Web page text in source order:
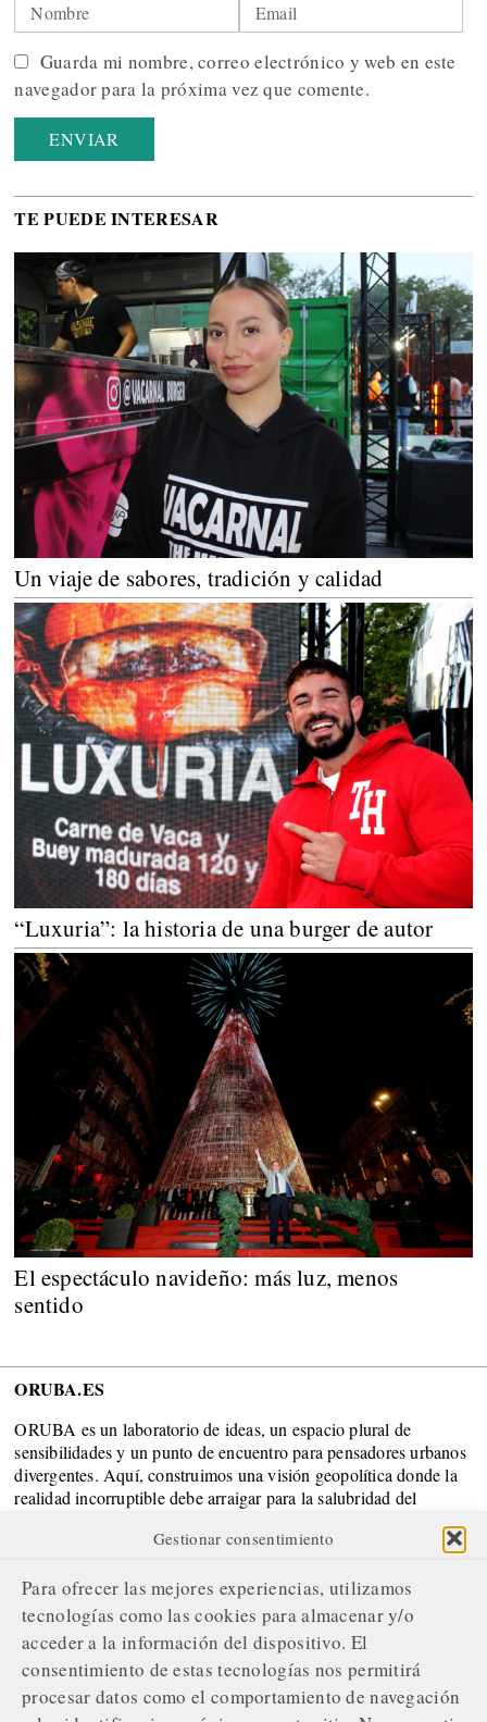
Gestionar consentimiento
Para ofrecer las mejores experiencias, utilizamos
tecnologías como las cookies para almacenar y/o
acceder a la información del dispositivo. El
consentimiento de estas tecnologías nos permitirá
procesar datos como el comportamiento de navegación
Guarda mi nombre, correo electrónico y web en este
navegador para la próxima vez que comente.
TE PUEDE INTERESAR
Un viaje de sabores, tradición y calidad
“Luxuria”: la historia de una burger de autor
El espectáculo navideño: más luz, menos
sentido
ORUBA.ES
ORUBA es un laboratorio de ideas, un espacio plural de
sensibilidades y un punto de encuentro para pensadores urbanos
divergentes. Aquí, construimos una visión geopolítica donde la
realidad incorruptible debe arraigar para la salubridad del
¿Quiénes somos?
Nuestro compromiso editorial
Servicios de gestión publicitaria